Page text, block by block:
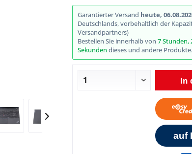
Abbildung ähnlich
Garantierter Versand heute,
Deutschlands, vorbehaltlich der
Versandpartners)
Bestellen Sie innerhalb von 7 Stunden,
Sekunden dieses und andere Produkte.
In